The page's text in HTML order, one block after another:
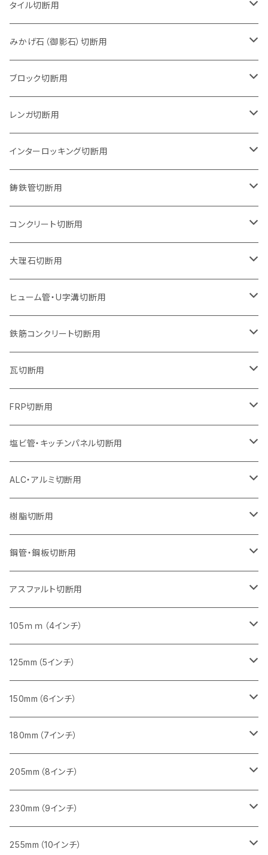
タイル切断用
105mm（4インチ）
125mm（5インチ）
グラインダー取付用
石井超硬電動切断機 取付用
みかげ石（御影石）切断用
105mm（4インチ）
セグメントタイプ
セグメントタイプ（ビス穴付き
125mm（5インチ）
セグメントタイプ
セグメントタイプ（ビス穴付き
150mm（6インチ）
セグメントタイプ
180mm（7インチ）
セグメントタイプ
205mm（8インチ）
セグメントタイプ
230mm（9インチ）
セグメントタイプ
305mm（12インチ）
セグメント
セグメント（特殊凸凹加工チップ）
355mm（14インチ）
セグメント
セグメント（特殊凸凹加工チップ）
405mm（16インチ）
セグメントタイプ
ブロック切断用
105mm（4インチ）
セグメントタイプ
ウェーブタイプ
125mm（5インチ）
セグメントタイプ
ウェーブタイプ
150mm（6インチ）
セグメントタイプ
ウェーブタイプ
180mm（7インチ）
セグメントタイプ
ウェーブタイプ
205mm（8インチ）
セグメントタイプ
ウェーブタイプ
230mm（9インチ）
セグメントタイプ
ウェーブタイプ
255mm（10インチ）
セグメントタイプ
305mm（12インチ）
セグメント
セグメント（特殊凸凹加工チップ）
355mm（14インチ）
セグメント
セグメント（特殊凸凹加工チップ）
レンガ切断用
105mm（4インチ）
セグメントタイプ
ウェーブタイプ
125mm（5インチ）
セグメントタイプ
ウェーブタイプ
150mm（6インチ）
セグメントタイプ
ウェーブタイプ
180mm（7インチ）
セグメントタイプ
ウェーブタイプ
205mm（8インチ）
セグメントタイプ
ウェーブタイプ
230mm（9インチ）
セグメントタイプ
ウェーブタイプ
255mm（10インチ）
セグメントタイプ
305mm（12インチ）
セグメント
セグメント（特殊凸凹加工チップ）
355mm（14インチ）
セグメント
セグメント（特殊凸凹加工チップ）
インターロッキング切断用
105mm（4インチ）
セグメントタイプ
セグメントタイプ（ビス穴付き
125mm（5インチ）
セグメントタイプ
セグメントタイプ（ビス穴付き
150mm（6インチ）
セグメントタイプ
180mm（7インチ）
セグメントタイプ
205mm（8インチ）
セグメントタイプ
230mm（9インチ）
セグメントタイプ
255mm（10インチ）
セグメントタイプ（一般道路カッター用
305mm（12インチ）
セグメントタイプ
セグメントタイプ（一般道路カッター用
355mm（14インチ）
セグメントタイプ
セグメントタイプ（一般道路カッター用
405mm（16インチ）
セグメントタイプ
セグメントタイプ（一般道路カッター用
455mm（18インチ）
セグメント（一般道路カッター用
鋳鉄管切断用
105mm（4インチ）
セグメントタイプ
セグメントタイプ（ビス穴付き
125mm（5インチ）
セグメントタイプ
セグメントタイプ（ビス穴付き
150mm（6インチ）
セグメントタイプ
180mm（7インチ）
セグメントタイプ
205mm（8インチ）
セグメントタイプ
230mm（9インチ）
セグメントタイプ
305mm（12インチ）
セグメントタイプ
埋設鋳鉄管工事対応タイプ
355mm（14インチ）
セグメントタイプ
埋設鋳鉄管工事対応タイプ
405mm（16インチ）
セグメントタイプ
埋設鋳鉄管工事対応タイプ
コンクリート切断用
105mm（4インチ）
セグメントタイプ
ウェーブタイプ
125mm（5インチ）
セグメントタイプ
ウェーブタイプ
150mm（6インチ）
セグメントタイプ
ウェーブタイプ
180mm（7インチ）
セグメントタイプ
ウェーブタイプ
205mm（8インチ）
セグメントタイプ
ウェーブタイプ
230mm（9インチ）
セグメントタイプ
ウェーブタイプ
255mm（10インチ）
セグメントタイプ
セグメントタイプ（一般道路カッター用
305mm（12インチ）
セグメント
セグメント（特殊凸凹加工チップ）
355mm（14インチ）
セグメント
セグメント（特殊凸凹加工チップ）
405mm（16インチ）
セグメント
セグメント（一般道路カッター用
473mm（18インチ）
セグメント（一般道路カッター用
大理石切断用
125mm（5インチ）
ヒューム管・U字溝切断用
105mm（4インチ）
セグメントタイプ
125mm（5インチ）
セグメントタイプ
150mm（6インチ）
セグメントタイプ
180mm（7インチ）
セグメントタイプ
205mm（8インチ）
セグメントタイプ
230mm（9インチ）
セグメントタイプ
255mm（10インチ）
セグメントタイプ
305mm（12インチ）
セグメント
セグメント（特殊凸凹加工チップ）
355mm（14インチ）
セグメント
セグメント（特殊凸凹加工チップ）
405mm（16インチ）
セグメントタイプ
鉄筋コンクリート切断用
305mm（12インチ）
セグメントタイプ
355mm（14インチ）
セグメントタイプ
405mm（16インチ）
セグメントタイプ
瓦切断用
105mm（4インチ）
FRP切断用
125ｍｍ（5インチ）
塩ビ管・キッチンパネル切断用
125ｍｍ（5インチ）
ALC・アルミ切断用
305mm（12インチ）
砥石（補強綱入り）
355mm（14インチ）
砥石（補強綱入り）
樹脂切断用
305mm（12インチ）
砥石（補強綱入り）
355mm（14インチ）
砥石（補強綱入り）
鋼管・鋼板切断用
305mm（12インチ）
砥石（補強綱入り）
355mm（14インチ）
砥石（補強綱入り）
アスファルト切断用
255ｍｍ（10インチ）
一般道路カッター用
305ｍｍ（12インチ）
一般道路カッター用
355ｍｍ（14インチ）
一般道路カッター用
405mm（16インチ）
一般道路カッター用
455ｍｍ（18インチ）
一般道路カッター用
105ｍｍ（4インチ）
タイル切断用
みかげ石（御影石）切断用
コンクリート切断用
ブロック切断用
レンガ切断用
インターロッキング切断用
125mm（5インチ）
タイル切断用
みかげ石（御影石）切断用
コンクリート切断用
ブロック切断用
レンガ切断用
150mm（6インチ）
みかげ石（御影石）切断用
コンクリート切断用
ブロック切断用
レンガ切断用
180mm（7インチ）
みかげ石（御影石）切断用
コンクリート切断用
ブロック切断用
205mm（8インチ）
みかげ石（御影石）切断用
コンクリート切断用
230mm（9インチ）
みかげ石（御影石）切断用
255mm（10インチ）